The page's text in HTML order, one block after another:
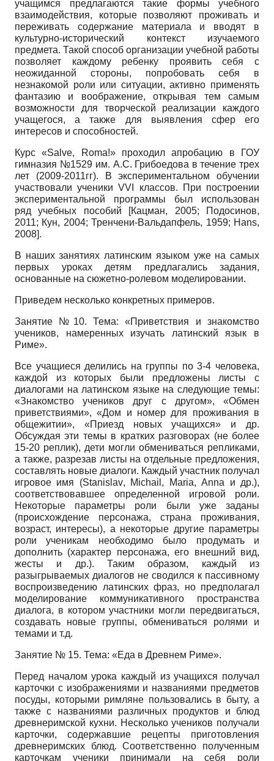
учащимся предлагаются такие формы учебного
взаимодействия, которые позволяют проживать и
переживать содержание материала и вводят в
культурно-исторический контекст изучаемого
предмета. Такой способ организации учебной работы
позволяет каждому ребенку проявить себя с
неожиданной стороны, попробовать себя в
незнакомой роли или ситуации, активно применять
фантазию и воображение, открывая тем самым
возможности для творческой реализации каждого
учащегося, а также для выявления сфер его
интересов и способностей.
Курс «Salve, Roma!» проходил апробацию в ГОУ
гимназия №1529 им. А.С. Грибоедова в течение трех
лет (2009-2011гг). В экспериментальном обучении
участвовали ученики V­VI классов. При построении
экспериментальной программы был использован
ряд учебных пособий
[Кацман, 2005;
Подосинов,
2011; Кун, 2004;Тренчени-Вальдапфель, 1959; Hans,
2008].
В наших занятиях латинским языком уже на самых
первых уроках детям предлагались задания,
основанные на сюжетно-ролевом моделировании.
Приведем несколько конкретных примеров.
Занятие №10. Тема: «Приветствия и знакомство
учеников, намеренных изучать латинский язык в
Риме».
Все учащиеся делились на группы по 3-4 человека,
каждой из которых были предложены листы с
диалогами на латинском языке на следующие темы:
«Знакомство учеников друг с другом», «Обмен
приветствиями», «Дом и номер для проживания в
общежитии», «Приезд новых учащихся» и др.
Обсуждая эти темы в кратких разговорах (не более
15-20 реплик), дети могли обмениваться репликами,
а также, разрезав листы на отдельные предложения,
составлять новые диалоги. Каждый участник получал
игровое имя (Stanislav, Michail , Maria,Anna и др.),
соответствовавшее определенной игровой роли.
Некоторые параметры роли были уже заданы
(происхождение персонажа, страна проживания,
возраст, интересы), а некоторые другие параметры
роли ученикам необходимо было продумать и
дополнить (характер персонажа, его внешний вид,
жесты и др.). Таким образом, каждый из
разыгрываемых диалогов не сводился к пассивному
воспроизведению латинских фраз, но предполагал
моделирование коммуникативного пространства
диалога, в котором участники могли передвигаться,
создавать новые группы, обмениваться ролями и
темами и т.д.
Занятие № 15. Тема: «Еда в Древнем Риме».
Перед началом урока каждый из учащихся получал
карточки с изображениями и названиями предметов
посуды, которыми римляне пользовались в быту, а
также с названиями различных продуктов и блюд
древнеримской кухни. Несколько учеников получали
карточки, содержавшие рецепты приготовления
древнеримских блюд. Соответственно полученным
карточкам ученики принимали на себя роли